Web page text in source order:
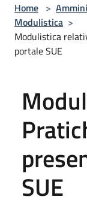
Home >
Modulistica >
Modulistica
portale SUE
SUE